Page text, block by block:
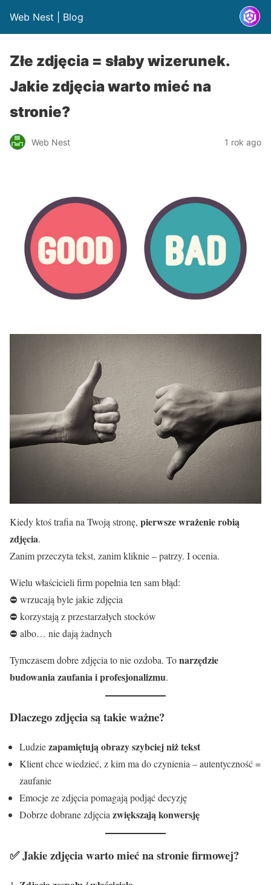
Web Nest | Blog
Złe zdjęcia = słaby wizerunek.
Jakie zdjęcia warto mieć na
stronie?
Web Nest 1 rok ago
Kiedy ktoś trafia na Twoją stronę, pierwsze wrażenie robią
zdjęcia.
Zanim przeczyta tekst, zanim kliknie – patrzy. I ocenia.
Wielu właścicieli firm popełnia ten sam błąd:
⛔ wrzucają byle jakie zdjęcia
⛔ korzystają z przestarzałych stocków
⛔ albo… nie dają żadnych
Tymczasem dobre zdjęcia to nie ozdoba. Tonarzędzie
budowania zaufania i profesjonalizmu.
Dlaczego zdjęcia są takie ważne?
Ludziezapamiętują obrazy szybciej niż tekst
Klient chce wiedzieć, z kim ma do czynienia – autentyczność =
zaufanie
Emocje ze zdjęcia pomagają podjąć decyzję
Dobrze dobrane zdjęcia zwiększają konwersję
✅ Jakie zdjęcia warto mieć na stronie firmowej?